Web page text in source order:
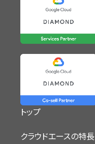
トップ
クラウドエースの特長